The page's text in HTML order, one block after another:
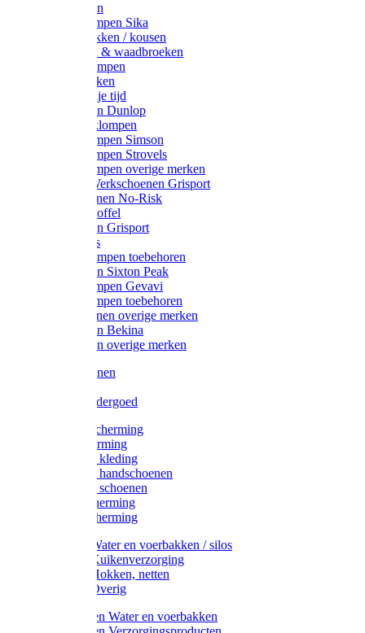
Werksokken
Schoenklompen Sika
Thermo sokken / kousen
Lieslaarzen & waadbroeken
Houten klompen
Wandelsokken
Laarzen vrije tijd
Werklaarzen Dunlop
Kunststof klompen
Schoenklompen Simson
Schoenklompen Strovels
Schoenklompen overige merken
Wandel-/ Werkschoenen Grisport
Werkschoenen No-Risk
Klomppantoffel
Werklaarzen Grisport
Accessoires
Houten klompen toebehoren
Werklaarzen Sixton Peak
Schoenklompen Gevavi
Schoenklompen toebehoren
Werkschoenen overige merken
Werklaarzen Bekina
Werklaarzen overige merken
Handschoenen
Thermo ondergoed
Gehoorbescherming
Oogbescherming
Disposable kleding
Disposable handschoenen
Disposable schoenen
Mondbescherming
Hoofdbescherming
Pluimvee Water en voerbakken / silos
Pluimvee Kuikenverzorging
Pluimvee Hokken, netten
Pluimvee Overig
Knaagdieren Water en voerbakken